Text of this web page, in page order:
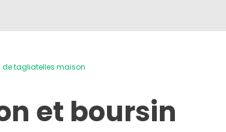
de tagliatelles maison
et boursin